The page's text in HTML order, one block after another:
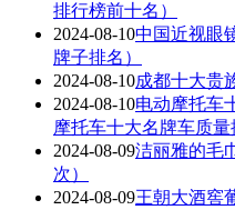
排行榜前十名）
2024-08-10中国近视眼
牌子排名）
2024-08-10成都十大贵
2024-08-10电动摩托车
摩托车十大名牌车质量
2024-08-09洁丽雅的毛
次）
2024-08-09王朝大酒窖